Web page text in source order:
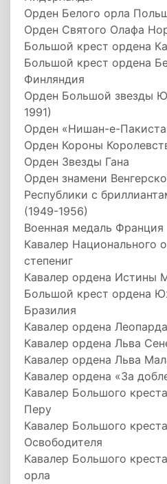
Орден Белого орла
Орден Святого Олафа
Большой крест ордена
Большой крест ордена
Финляндия
Орден Большой звезды
1991)
Орден «Нишан-е-
Орден Короны
Орден Звезды Гана
Орден знамени
Республики с
(1949-1956)
Военная медаль Франция
Кавалер Национального
степениг
Кавалер ордена Истины
Большой крест ордена
Бразилия
Кавалер ордена
Кавалер ордена Льва
Кавалер ордена Льва
Кавалер ордена «За
Кавалер Большого
Перу
Кавалер Большого
Освободителя
Кавалер Большого
орла